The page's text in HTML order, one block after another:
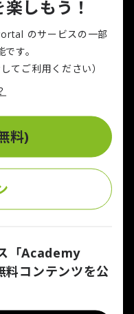
存」にはありません。
く、未来の生活や感性の
ことを目指しています。
他の要素とも融合させる
だしていきたい。
エイターと協働し、未来
にすることかもしれませ
プロダクト開発に留ら
能なビジネスモデルや、
ニティ等にも及びます。
しもう！
のサービスの一部
す。
てご利用ください）
料)
「Academy
コンテンツを公